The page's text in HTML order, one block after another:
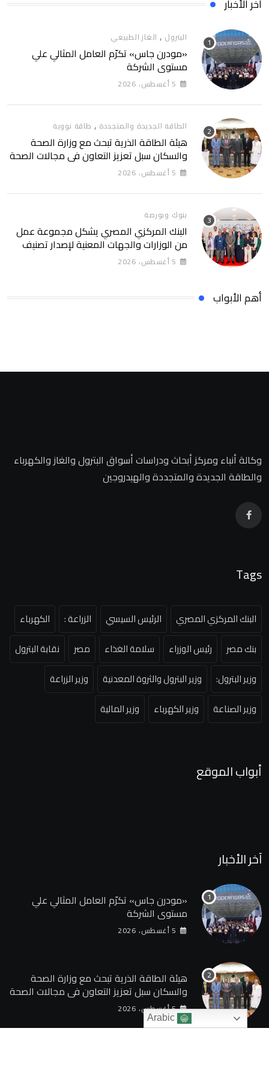
آخر الأخبار
البترول , الغاز الطبيعي
«مودرن جاس» تكرّم العامل المثالي علي
مستوي الشركة
5 أغسطس، 2026
الطاقة الجديدة والمتجددة , طاقة نووية
هيئة الطاقة الذرية تبحث مع وزارة الصحة
والسكان سبل تعزيز التعاون في مجالات الصحة
والعلاج الإشعاعي
5 أغسطس، 2026
بنوك وبورصة
البنك المركزي المصري يشكل مجموعة عمل
من الوزارات والجهات المعنية لإصدار تصنيف
التمويل المستدام التصنيف يساهم في تعزيز
ثقة المستثمرين وخلق بيئة أكثر جاذبية
5 أغسطس، 2026
أهم الأبواب
وكالة أنباء ومركز أبحاث ودراسات أسواق البترول والغاز والكهرباء
والطاقة الجديدة والمتجددة والهيدروجين
Tags
البنك المركزي المصري الرئيس السيسي الزراعة :
الكهرباء
بنك مصر
رئيس الوزراء سلامة الغذاء مصر
نقابة البترول
وزير البترول:
وزير البترول والثروة المعدنية
وزير الزراعة
وزير الصناعة
وزير الكهرباء وزير المالية
أبواب الموقع
آخر الأخبار
«مودرن جاس» تكرّم العامل المثالي علي
مستوي الشركة
5 أغسطس، 2026
هيئة الطاقة الذرية تبحث مع وزارة الصحة
والسكان سبل تعزيز التعاون في مجالات الصحة
والعلاج الإشعاعي
5 أغسطس، 2026